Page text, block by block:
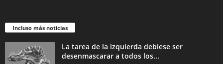
Incluso más noticias
La tarea de la izquierda debiese ser
desenmascarar a todos los...